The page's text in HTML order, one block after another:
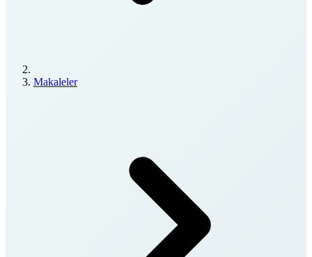
Makaleler